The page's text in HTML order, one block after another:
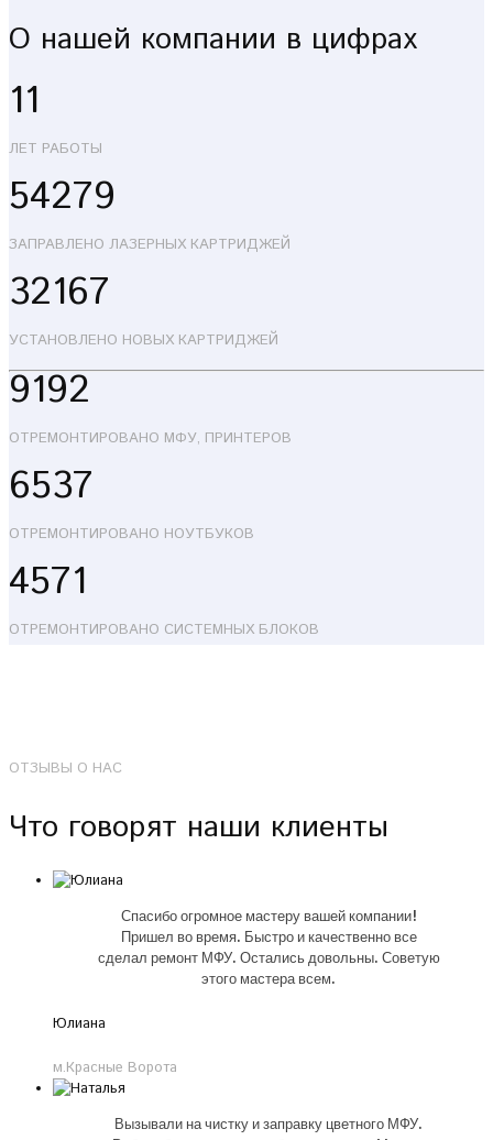
О нашей компании в цифрах
11
ЛЕТ РАБОТЫ
54279
ЗАПРАВЛЕНО ЛАЗЕРНЫХ КАРТРИДЖЕЙ
32167
УСТАНОВЛЕНО НОВЫХ КАРТРИДЖЕЙ
9192
ОТРЕМОНТИРОВАНО МФУ, ПРИНТЕРОВ
6537
ОТРЕМОНТИРОВАНО НОУТБУКОВ
4571
ОТРЕМОНТИРОВАНО СИСТЕМНЫХ БЛОКОВ
ОТЗЫВЫ О НАС
Что говорят наши клиенты
Спасибо огромное мастеру вашей компании!
Пришел во время. Быстро и качественно все
сделал ремонт МФУ. Остались довольны. Советую
этого мастера всем.
Юлиана
м.Красные Ворота
Вызывали на чистку и заправку цветного МФУ.